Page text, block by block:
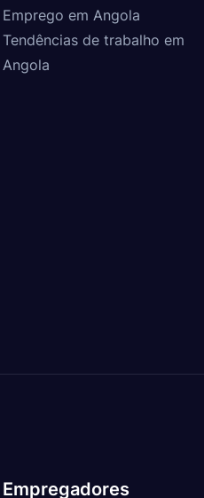
Emprego em Angola
Tendências de trabalho em
Angola
Empregadores